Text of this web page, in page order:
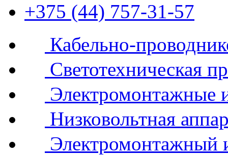
+375 (44) 757-31-57
Кабельно-
Светотехническая
Электромонтажные
Низковольтная
Электромонтажный